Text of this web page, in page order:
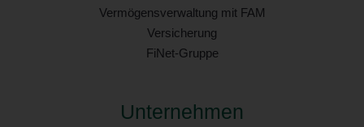
Vermögensverwaltung mit FAM
Versicherung
FiNet-Gruppe
Unternehmen